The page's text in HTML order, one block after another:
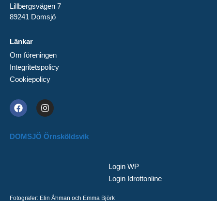
Lillbergsvägen 7
89241 Domsjö
Länkar
Om föreningen
Integritetspolicy
Cookiepolicy
DOMSJÖ Örnsköldsvik
Login WP
Login Idrottonline
Fotografer: Elin Åhman och Emma Björk